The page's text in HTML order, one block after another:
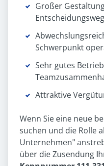
Großer
Schwerpunkt
Sehr gutes
Attraktive
Wenn Sie eine neue
suchen und die Rolle
Unternehmen"
über die Zusendung